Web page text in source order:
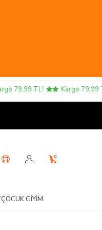
79,99 TL! Kargo 79,99
0
ÇOCUK GIYIM